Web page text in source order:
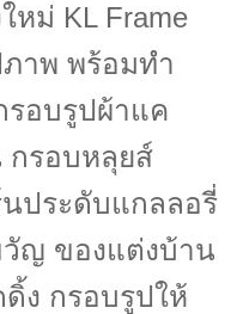
หม่ KL Frame
าพ พร้อมทำ
รอบรูปผ้าแค
กรอบหลุยส์
ประดับแกลลอรี่
ญ ของแต่งบ้าน
ง กรอบรูปให้